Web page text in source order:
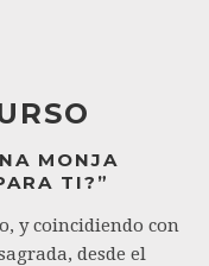
MONJA
TI?”
y coincidiendo con
desde el